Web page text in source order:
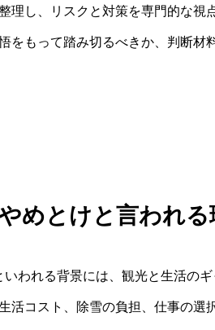
理し、リスクと対策を専門的な視
をもって踏み切るべきか、判断材
めとけと言われ
いわれる背景には、観光と生活のギ
活コスト、除雪の負担、仕事の選